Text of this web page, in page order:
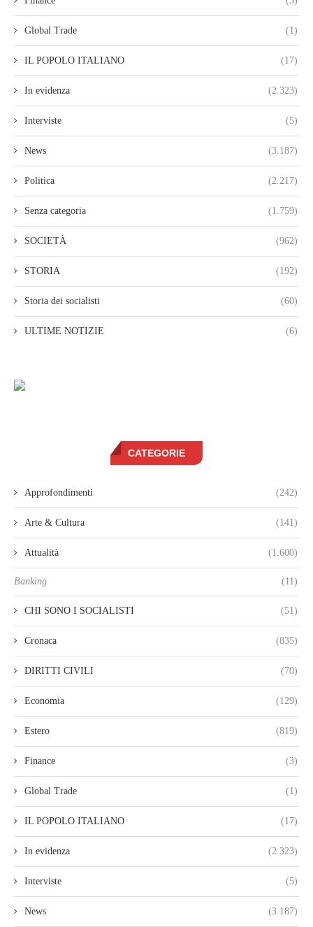
Global Trade (1)
IL POPOLO ITALIANO (17)
In evidenza (2.323)
Interviste (5)
News (3.187)
Politica (2.217)
Senza categoria (1.759)
SOCIETÀ (962)
STORIA (192)
Storia dei socialisti (60)
ULTIME NOTIZIE (6)
CATEGORIE
Approfondimenti (242)
Arte & Cultura (141)
Attualità (1.600)
Banking (11)
CHI SONO I SOCIALISTI (51)
Cronaca (835)
DIRITTI CIVILI (70)
Economia (129)
Estero (819)
Finance (3)
Global Trade (1)
IL POPOLO ITALIANO (17)
In evidenza (2.323)
Interviste (5)
News (3.187)